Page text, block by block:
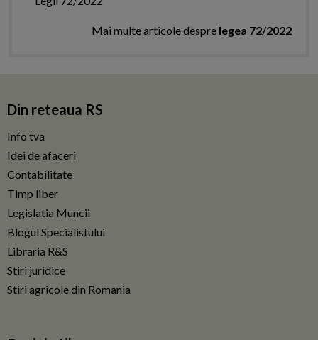
Mai multe articole despre legea 72/2022
Din reteaua RS
Info tva
Idei de afaceri
Contabilitate
Timp liber
Legislatia Muncii
Blogul Specialistului
Libraria R&S
Stiri juridice
Stiri agricole din Romania